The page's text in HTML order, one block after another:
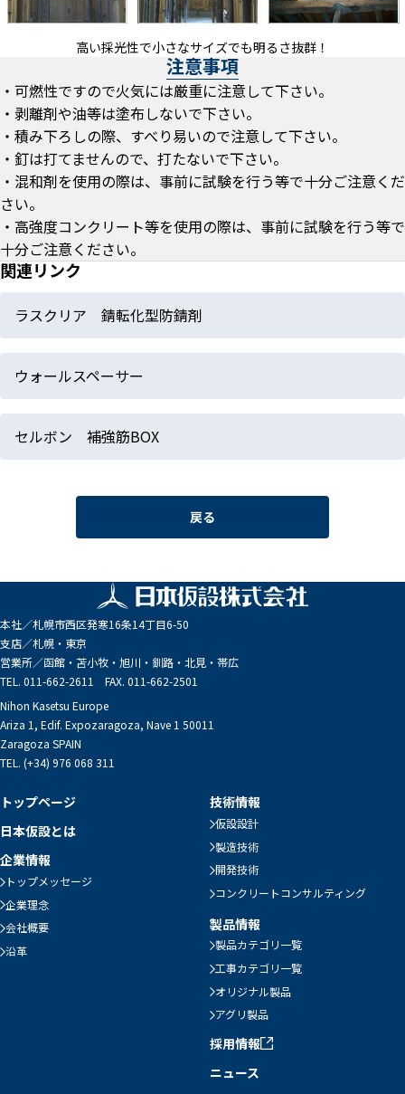
高い採光性で小さなサイズでも明るさ抜群！
注意事項
・可燃性ですので火気には厳重に注意して下さい。
・剥離剤や油等は塗布しないで下さい。
・積み下ろしの際、すべり易いので注意して下さい。
・釘は打てませんので、打たないで下さい。
・混和剤を使用の際は、事前に試験を行う等で十分ご注意くだ
さい。
・高強度コンクリート等を使用の際は、事前に試験を行う等で
十分ご注意ください。
関連リンク
ラスクリア 錆転化型防錆剤
ウォールスペーサー
セルボン 補強筋BOX
戻る
本社／札幌市西区発寒16条14丁目6-50
支店／札幌・東京
営業所／函館・苫小牧・旭川・釧路・北見・帯広
TEL. 011-662-2611 FAX. 011-662-2501
Nihon Kasetsu Europe
Ariza 1, Edif. Expozaragoza, Nave 1 50011
Zaragoza SPAIN
TEL. (+34) 976 068 311
トップページ
日本仮設とは
企業情報
トップメッセージ
企業理念
会社概要
沿革
技術情報
仮設設計
製造技術
開発技術
コンクリートコンサルティング
製品情報
製品カテゴリ一覧
工事カテゴリ一覧
オリジナル製品
アグリ製品
採用情報
ニュース